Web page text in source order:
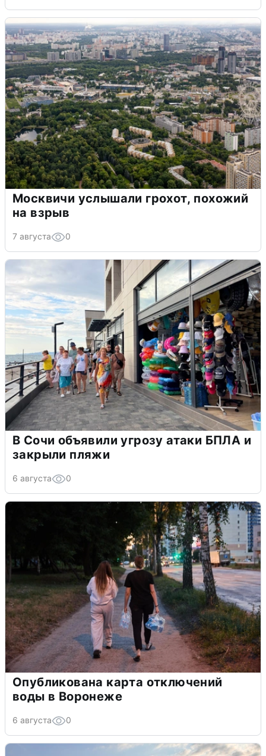
Москвичи услышали грохот, похожий
на взрыв
7 августа 0
В Сочи объявили угрозу атаки БПЛА и
закрыли пляжи
6 августа 0
Опубликована карта отключений
воды в Воронеже
6 августа 0